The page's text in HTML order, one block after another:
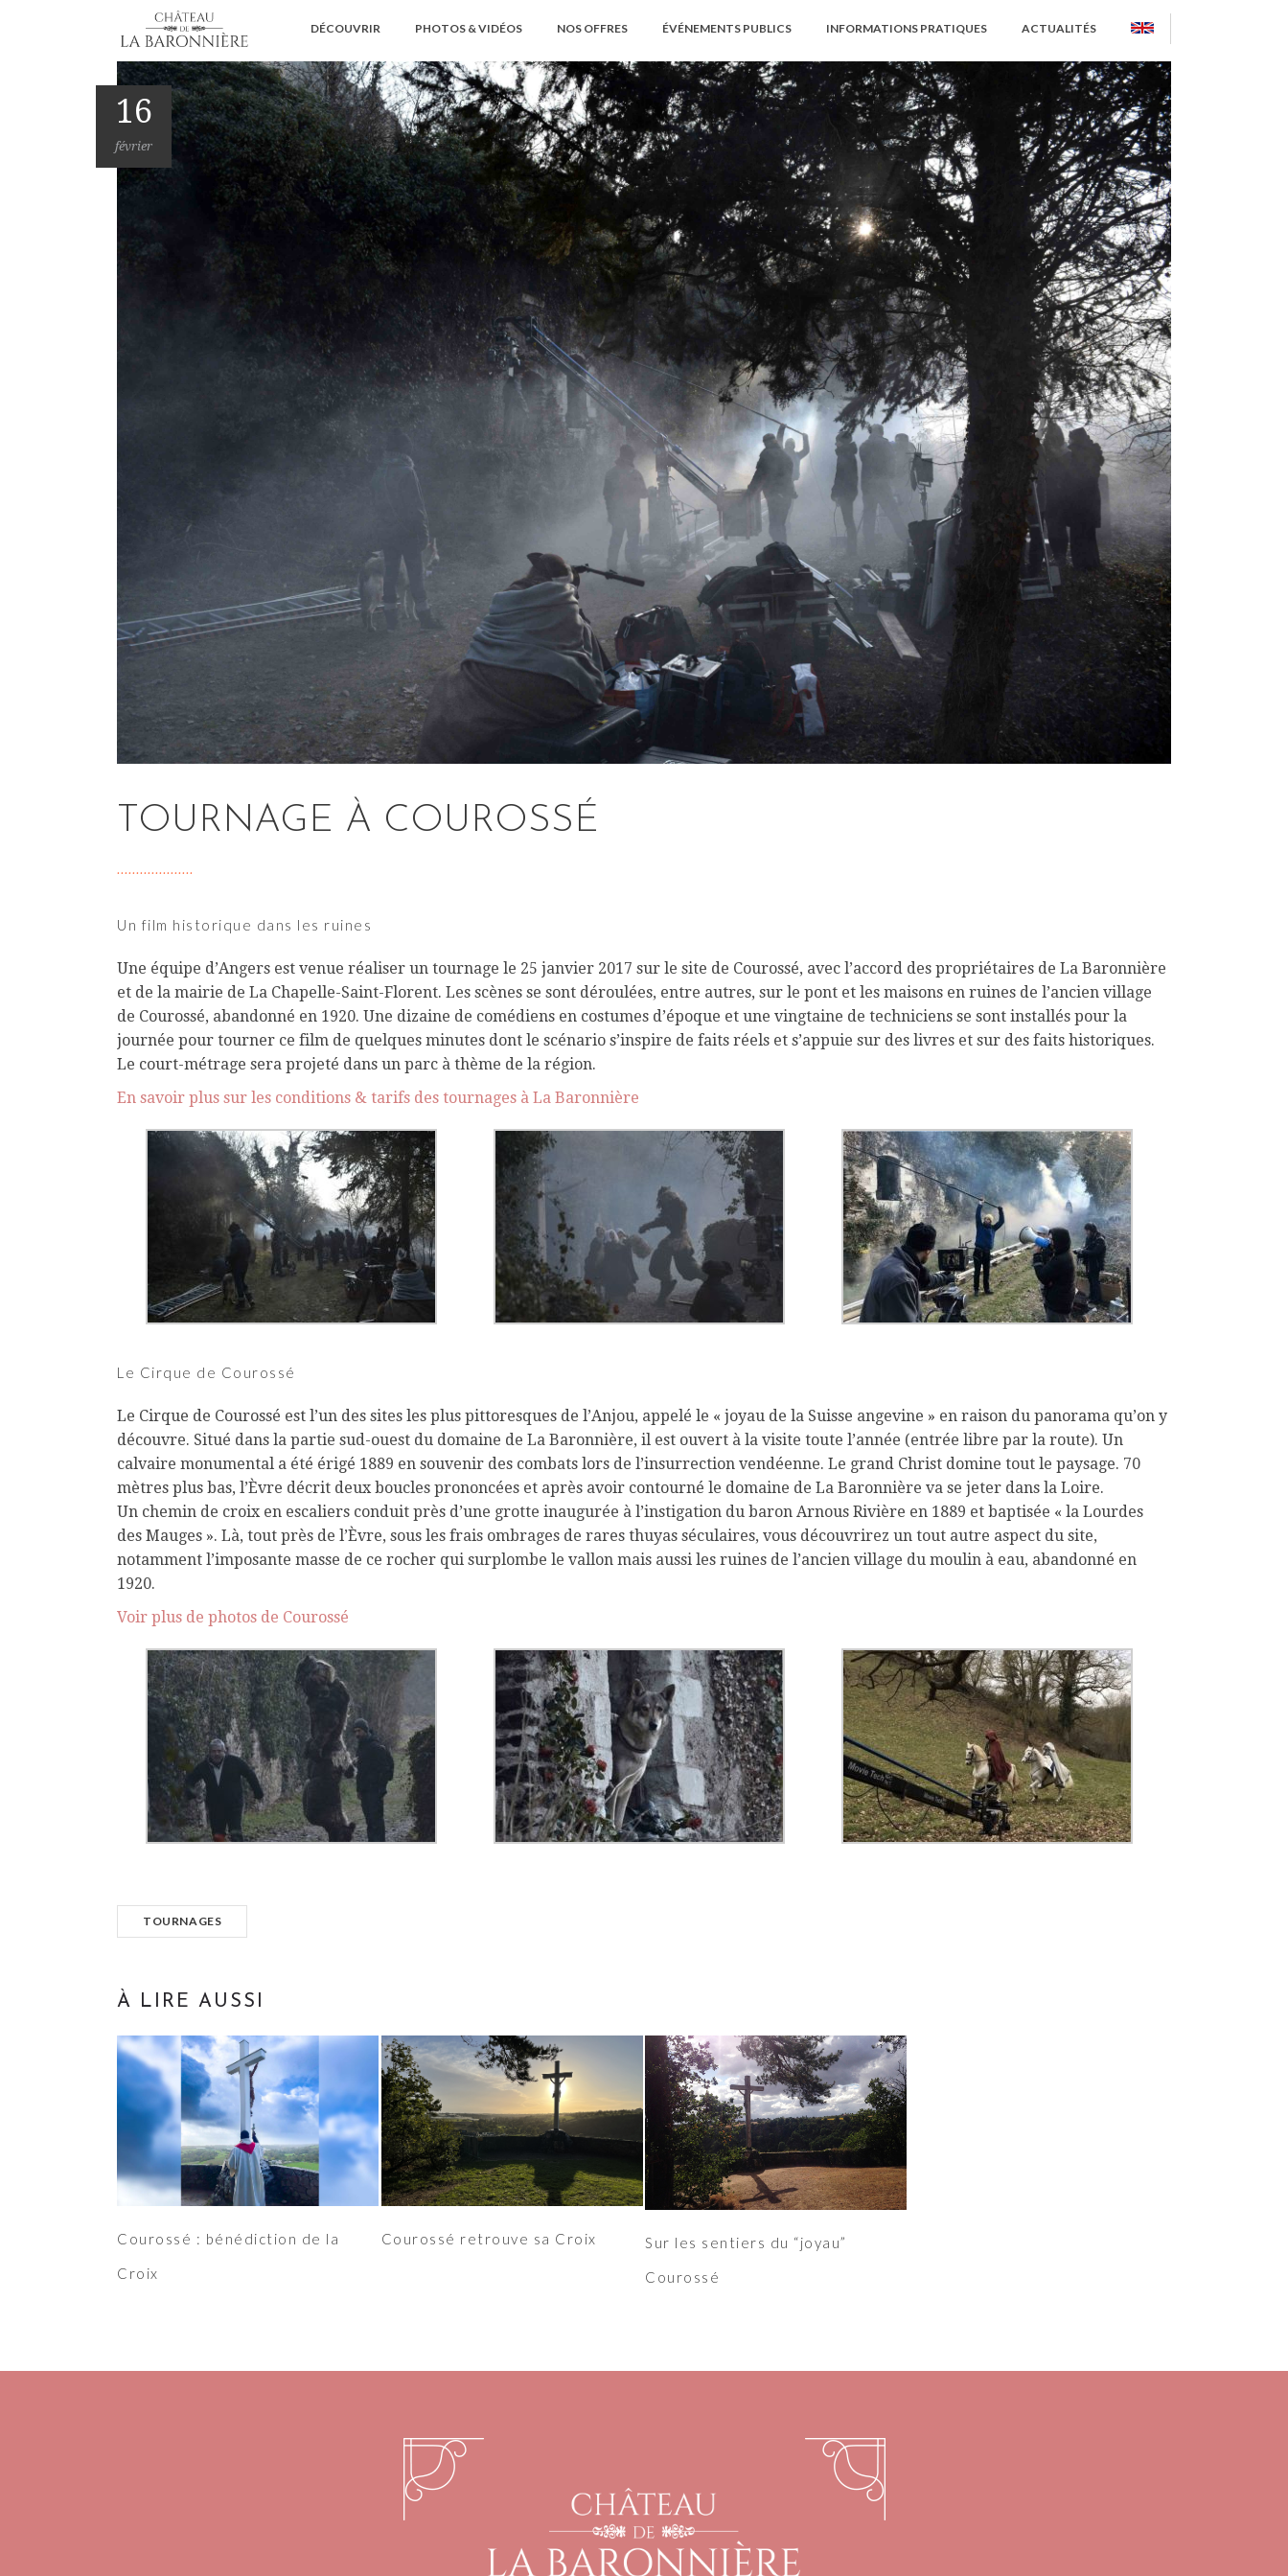
DÉCOUVRIR PHOTOS & VIDÉOS NOS OFFRES ÉVÉNEMENTS PUBLICS INFORMATIONS PRATIQUES ACTUALITÉS
16
février
TOURNAGE À COUROSSÉ
Un film historique dans les ruines
Une équipe d’Angers est venue réaliser un tournage le 25 janvier 2017 sur le site de Courossé, avec l’accord des propriétaires de La Baronnière
et de la mairie de La Chapelle-Saint-Florent. Les scènes se sont déroulées, entre autres, sur le pont et les maisons en ruines de l’ancien village
de Courossé, abandonné en 1920. Une dizaine de comédiens en costumes d’époque et une vingtaine de techniciens se sont installés pour la
journée pour tourner ce film de quelques minutes dont le scénario s’inspire de faits réels et s’appuie sur des livres et sur des faits historiques.
Le court-métrage sera projeté dans un parc à thème de la région.
En savoir plus sur les conditions & tarifs des tournages à La Baronnière
Le Cirque de Courossé
Le Cirque de Courossé est l’un des sites les plus pittoresques de l’Anjou, appelé le « joyau de la Suisse angevine » en raison du panorama qu’on y
découvre. Situé dans la partie sud-ouest du domaine de La Baronnière, il est ouvert à la visite toute l’année (entrée libre par la route). Un
calvaire monumental a été érigé 1889 en souvenir des combats lors de l’insurrection vendéenne. Le grand Christ domine tout le paysage. 70
mètres plus bas, l’Èvre décrit deux boucles prononcées et après avoir contourné le domaine de La Baronnière va se jeter dans la Loire.
Un chemin de croix en escaliers conduit près d’une grotte inaugurée à l’instigation du baron Arnous Rivière en 1889 et baptisée « la Lourdes
des Mauges ». Là, tout près de l’Èvre, sous les frais ombrages de rares thuyas séculaires, vous découvrirez un tout autre aspect du site,
notamment l’imposante masse de ce rocher qui surplombe le vallon mais aussi les ruines de l’ancien village du moulin à eau, abandonné en
1920.
Voir plus de photos de Courossé
TOURNAGES
À LIRE AUSSI
Courossé : bénédiction de la
Croix
Courossé retrouve sa Croix
Sur les sentiers du “joyau”
Courossé